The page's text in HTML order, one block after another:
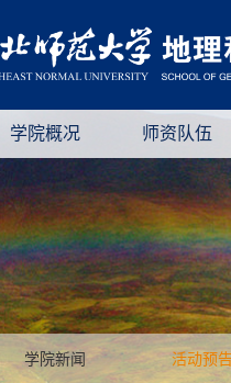
学院概况 师资队伍
学院新闻 活动预